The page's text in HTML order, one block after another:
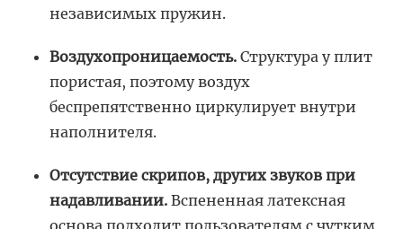
независимых пружин.
Воздухопроницаемость. Структура у плит
пористая, поэтому воздух
беспрепятственно циркулирует внутри
наполнителя.
Отсутствие скрипов, других звуков при
надавливании. Вспененная латексная